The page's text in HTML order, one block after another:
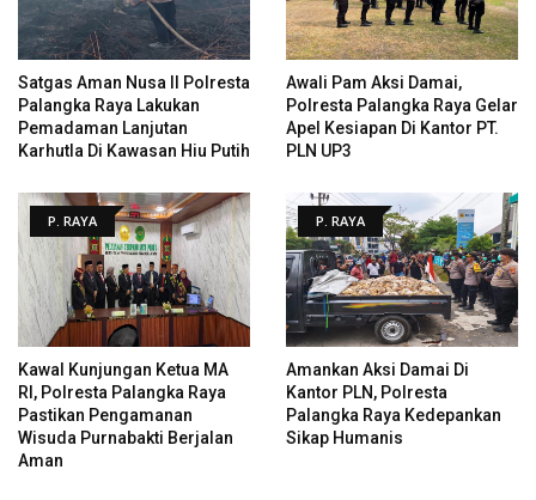
Satgas Aman Nusa II Polresta
Palangka Raya Lakukan
Pemadaman Lanjutan
Karhutla Di Kawasan Hiu Putih
Awali Pam Aksi Damai,
Polresta Palangka Raya Gelar
Apel Kesiapan Di Kantor PT.
PLN UP3
P. RAYA
Kawal Kunjungan Ketua MA
RI, Polresta Palangka Raya
Pastikan Pengamanan
Wisuda Purnabakti Berjalan
Aman
P. RAYA
Amankan Aksi Damai Di
Kantor PLN, Polresta
Palangka Raya Kedepankan
Sikap Humanis